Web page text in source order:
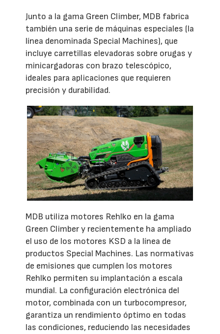
Junto a la gama Green Climber, MDB fabrica
también una serie de máquinas especiales (la
línea denominada Special Machines), que
incluye carretillas elevadoras sobre orugas y
minicargadoras con brazo telescópico,
ideales para aplicaciones que requieren
precisión y durabilidad.
MDB utiliza motores Rehlko en la gama
Green Climber y recientemente ha ampliado
el uso de los motores KSD a la línea de
productos Special Machines. Las normativas
de emisiones que cumplen los motores
Rehlko permiten su implantación a escala
mundial. La configuración electrónica del
motor, combinada con un turbocompresor,
garantiza un rendimiento óptimo en todas
las condiciones, reduciendo las necesidades